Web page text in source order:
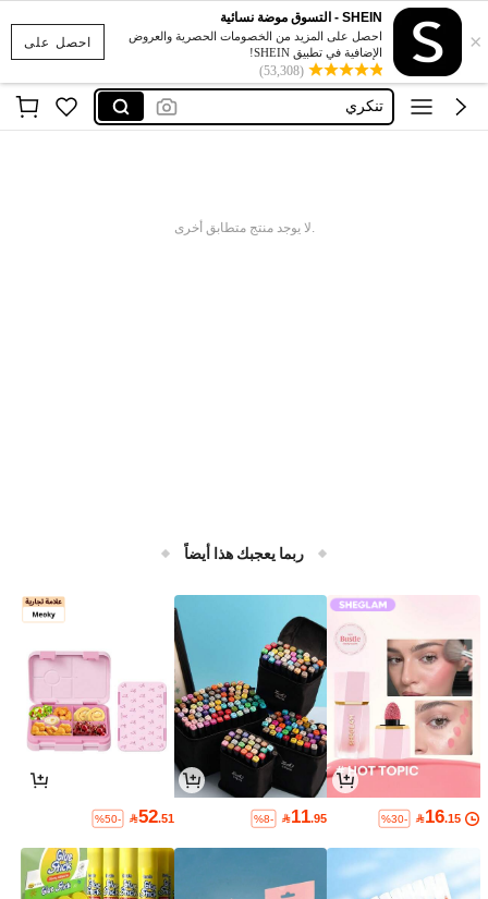
احصل على ×
SHEIN - التسوق موضة نسائية
احصل على المزيد من الخصومات الحصرية والعروض
الإضافية في تطبيق SHEIN!
(53,308)
بات مان
motf
تنكري
.لا يوجد منتج متطابق أخرى
ربما يعجبك هذا أيضاً
16.15
%30-
11.95
%8-
52.51
%50-